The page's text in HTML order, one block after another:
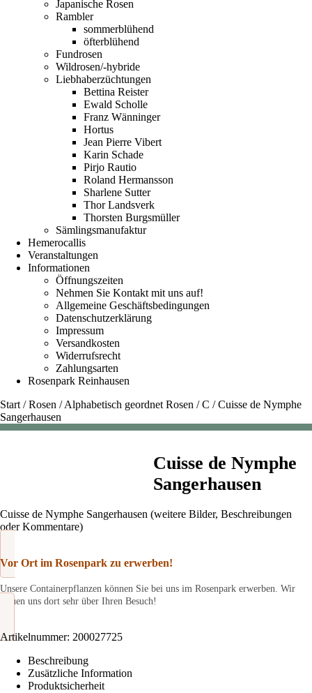
Japanische Rosen
Rambler
sommerblühend
öfterblühend
Fundrosen
Wildrosen/-hybride
Liebhaberzüchtungen
Bettina Reister
Ewald Scholle
Franz Wänninger
Hortus
Jean Pierre Vibert
Karin Schade
Pirjo Rautio
Roland Hermansson
Sharlene Sutter
Thor Landsverk
Thorsten Burgsmüller
Sämlingsmanufaktur
Hemerocallis
Veranstaltungen
Informationen
Öffnungszeiten
Nehmen Sie Kontakt mit uns auf!
Allgemeine Geschäftsbedingungen
Datenschutzerklärung
Impressum
Versandkosten
Widerrufsrecht
Zahlungsarten
Rosenpark Reinhausen
Start /Rosen /Alphabetisch geordnet Rosen /C /Cuisse de Nymphe
Sangerhausen
Cuisse de Nymphe
Sangerhausen
Cuisse de Nymphe Sangerhausen (weitere Bilder, Beschreibungen
oder Kommentare)
Vor Ort im Rosenpark zu erwerben!
Unsere Containerpflanzen können Sie bei uns im Rosenpark erwerben. Wir
freuen uns dort sehr über Ihren Besuch!
Artikelnummer: 200027725
Beschreibung
Zusätzliche Information
Produktsicherheit